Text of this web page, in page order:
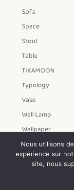
Sofa
Space
Stool
Table
TIKAMOON
Typology
Vase
Wall Lamp
Wallpaper
Year
Yo2
Nous utilisons
expérience sur
site, nous